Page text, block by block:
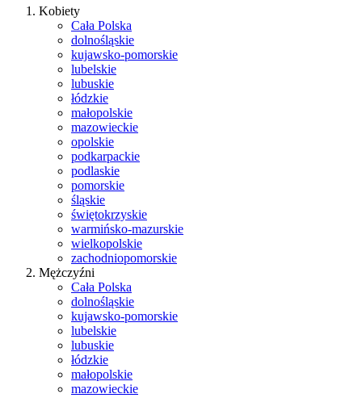
Kobiety
Cała Polska
dolnośląskie
kujawsko-pomorskie
lubelskie
lubuskie
łódzkie
małopolskie
mazowieckie
opolskie
podkarpackie
podlaskie
pomorskie
śląskie
świętokrzyskie
warmińsko-mazurskie
wielkopolskie
zachodniopomorskie
Mężczyźni
Cała Polska
dolnośląskie
kujawsko-pomorskie
lubelskie
lubuskie
łódzkie
małopolskie
mazowieckie